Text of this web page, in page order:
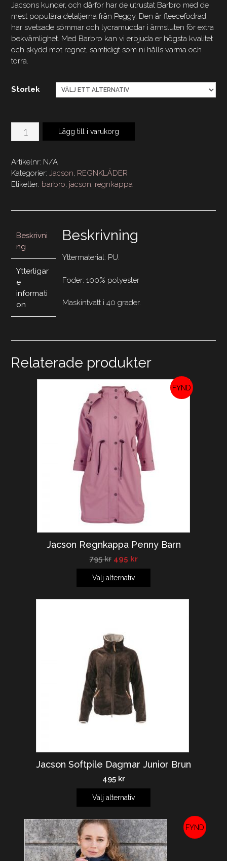
Jacsons kunder, och därför har de utrustat Barbro med de
mest populära detaljerna från Peggy. Den är fleecefodrad,
har svetsade sömmar och lycramuddar i ärmsluten för extra
bekvämlighet. Med Barbro kan vi erbjuda er högsta kvalitet
och skydd mot regnet, samtidigt som ni hålls varma och
torra.
Storlek
Barbro
Regnkappa
mängd
Lägg till i varukorg
Artikelnr: N/A
Kategorier: Jacson, REGNKLÄDER
Etiketter: barbro, jacson, regnkappa
Beskrivni
ng
Ytterligar
e
informati
on
Beskrivning
Yttermaterial: PU.
Foder: 100% polyester
Maskintvätt i 40 grader.
Relaterade produkter
Jacson Regnkappa Penny Barn
795kr 495 kr
Välj alternativ
Jacson Softpile Dagmar Junior Brun
495 kr
Välj alternativ